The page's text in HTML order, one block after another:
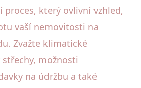
který ovlivní vzhled,
vaší nemovitosti na
Zvažte klimatické
možnosti
na údržbu a také